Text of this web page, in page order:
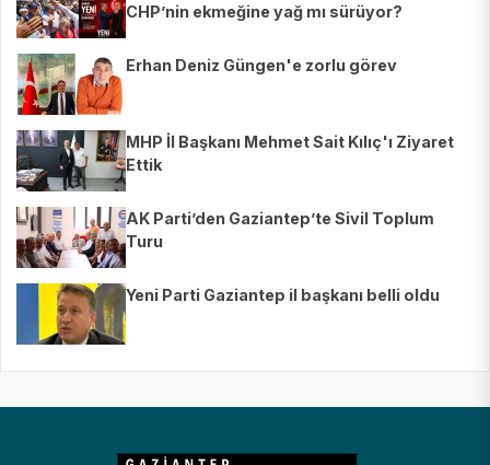
CHP’nin ekmeğine yağ mı sürüyor?
Erhan Deniz Güngen'e zorlu görev
MHP İl Başkanı Mehmet Sait Kılıç'ı Ziyaret
Ettik
AK Parti’den Gaziantep’te Sivil Toplum
Turu
Yeni Parti Gaziantep il başkanı belli oldu